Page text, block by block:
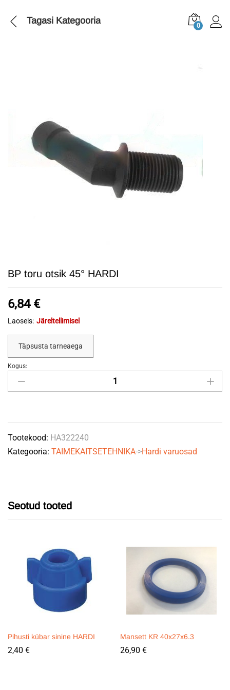
Tagasi Kategooria 0
BP toru otsik 45° HARDI
6,84 €
Laoseis: Järeltellimisel
Täpsusta tarneaega
BP
toru
HARDI
quantity
Kogus:
Tootekood: HA322240
Kategooria: TAIMEKAITSETEHNIKA->Hardi varuosad
Seotud tooted
Pihusti kübar sinine HARDI
2,40 €
Mansett KR 40x27x6.3
26,90 €